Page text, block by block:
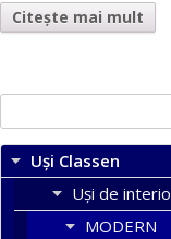
Citește mai mult
după:
Uși Classen
Uși de
MODERN